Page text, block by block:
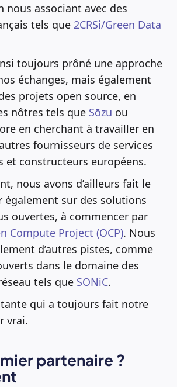
nous associant avec des
tels que 2CRSi/Green Data
toujours prôné une approche
échanges, mais également
projets open source, en
nôtres tels que Sōzu ou
en cherchant à travailler en
fournisseurs de services
et constructeurs européens.
nous avons d’ailleurs fait le
également sur des solutions
ouvertes, à commencer par
Compute Project (OCP). Nous
d’autres pistes, comme
dans le domaine des
tels que SONiC.
qui a toujours fait notre
vrai.
partenaire ?